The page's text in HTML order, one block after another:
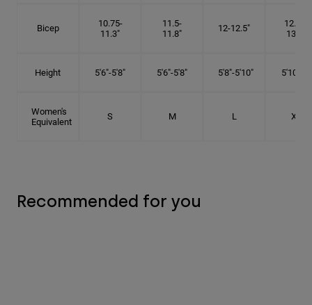
Bicep
10.75-
11.3"
11.5-
11.8"
12-12.5"
12.75-
13.3"
Height 5'6"-5'8" 5'6"-5'8" 5'8"-5'10" 5'10"- 6'
Women's
Equivalent
S M L XL
Recommended for you